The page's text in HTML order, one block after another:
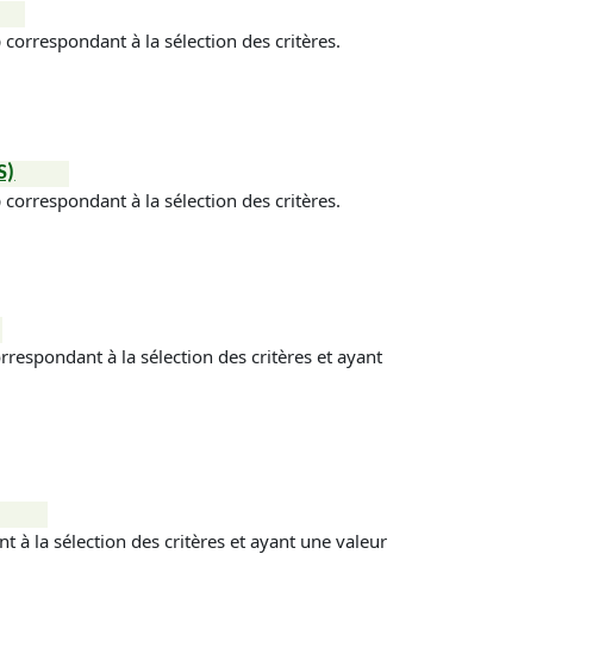
à la sélection des critères.
à la sélection des critères.
à la sélection des critères et ayant
à la sélection des critères et ayant une valeur